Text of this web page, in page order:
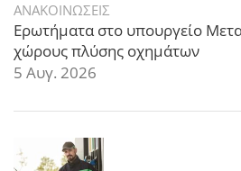
ΑΝΑΚΟΙΝΩΣΕΙΣ
Ερωτήματα στο υπουργείο
χώρους πλύσης οχημάτων
5 Αυγ. 2026